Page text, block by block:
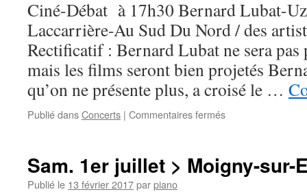
Georges
>
17h
Ciné-Débat à 17h30 Bernard Lubat-
Laccarrière-Au Sud Du Nord / des
Rectificatif : Bernard Lubat ne sera pas
mais les films seront bien projetés
qu’on ne présente plus, a croisé le …
Publié dansConcerts | Commentaires ferméssur
>
Sam. 1er juillet > Moigny-sur-
Publié le 13 février 2017parpiano